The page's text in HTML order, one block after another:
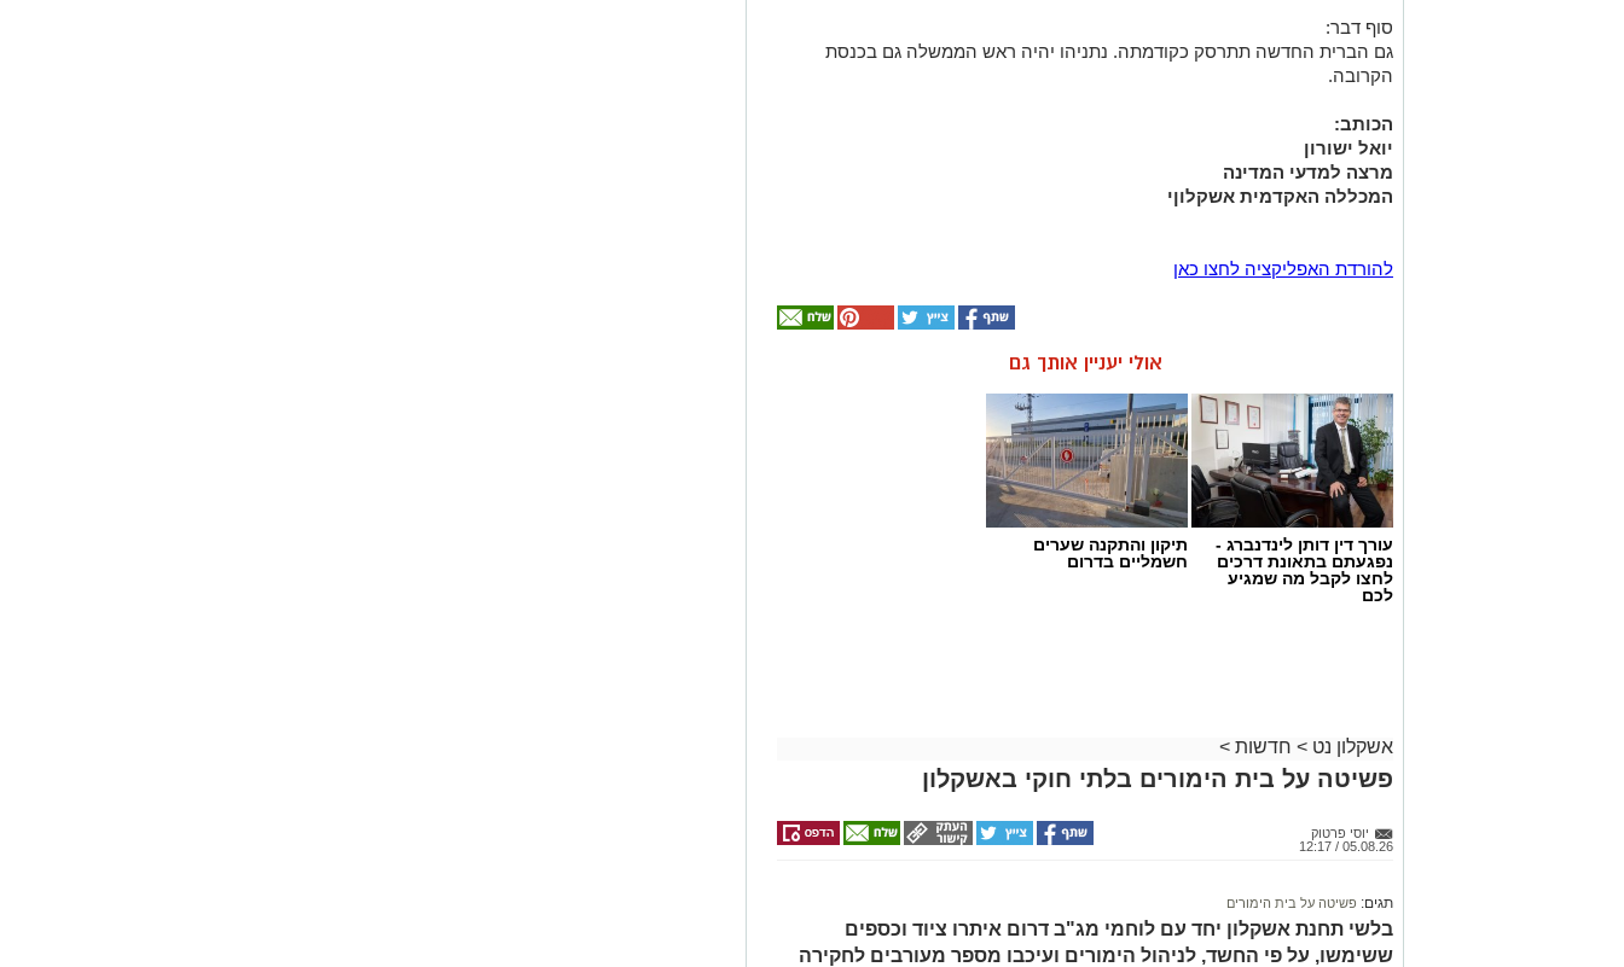
סוף דבר:
גם הברית החדשה תתרסק כקודמתה. נתניהו יהיה ראש הממשלה גם בכנסת
הקרובה.
הכותב:
יואל ישורון
מרצה למדעי המדינה
המכללה האקדמית אשקלוןי
להורדת האפליקציה לחצו כאן
אולי יעניין אותך גם
עורך דין דותן לינדנברג -
נפגעתם בתאונת דרכים
לחצו לקבל מה שמגיע
לכם
תיקון והתקנה שערים
חשמליים בדרום
אשקלון נט > חדשות >
פשיטה על בית הימורים בלתי חוקי באשקלון
יוסי פרטוק
05.08.26 / 12:17
תגים: פשיטה על בית הימורים
בלשי תחנת אשקלון יחד עם לוחמי מג"ב דרום איתרו ציוד וכספים
ששימשו, על פי החשד, לניהול הימורים ועיכבו מספר מעורבים לחקירה